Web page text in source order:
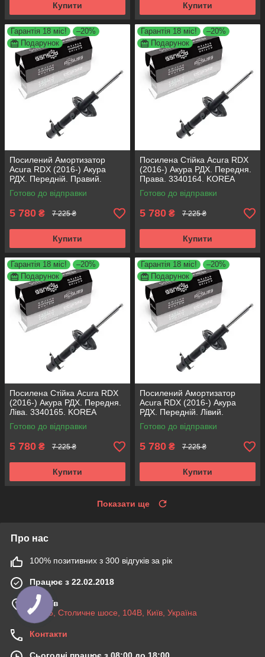
Купити Купити
Гарантія 18 міс!
–20%
Подарунок
Посилений Амортизатор
Acura RDX (2016-) Акура
РДХ. Передній. Правий.
3340164. KOREA Аксусс!
Готово до відправки
5 780 ₴ 7 225 ₴
Купити
Гарантія 18 міс!
–20%
Подарунок
Посилена Стійка Acura RDX
(2016-) Акура РДХ. Передня.
Права. 3340164. KOREA
Аксусс!
Готово до відправки
5 780 ₴ 7 225 ₴
Купити
Гарантія 18 міс!
–20%
Подарунок
Посилена Стійка Acura RDX
(2016-) Акура РДХ. Передня.
Ліва. 3340165. KOREA
Аксусс!
Готово до відправки
5 780 ₴ 7 225 ₴
Купити
Гарантія 18 міс!
–20%
Подарунок
Посилений Амортизатор
Acura RDX (2016-) Акура
РДХ. Передній. Лівий.
3340165. KOREA Аксусс!
Готово до відправки
5 780 ₴ 7 225 ₴
Купити
Показати ще
Про нас
100% позитивних з 300 відгуків за рік
Працює з 22.02.2018
м. Київ
03045, Столичне шосе, 104B, Київ, Україна
Контакти